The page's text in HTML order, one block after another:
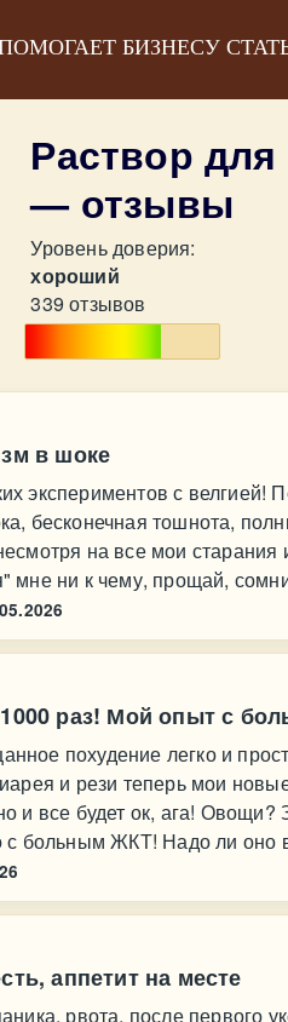
БИЗНЕСУ
Раствор
— отзывы
Уровень доверия:
хороший
339 отзывов
в шоке
экспериментов с велгией!
бесконечная тошнота,
на все мои
мне ни к чему, прощай,
раз! Мой опыт с
похудение легко и
и рези теперь мои
и все будет ок, ага!
с больным ЖКТ! Надо ли оно
аппетит на месте
рвота, после первого